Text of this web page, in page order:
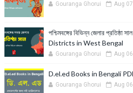
Gouranga Ghorui Aug
পশ্চিমবঙ্গের বিভিন্ন জেলার
Districts in West Bengal
Gouranga Ghorui Aug
D.el.ed Books in Bengali
Gouranga Ghorui Aug